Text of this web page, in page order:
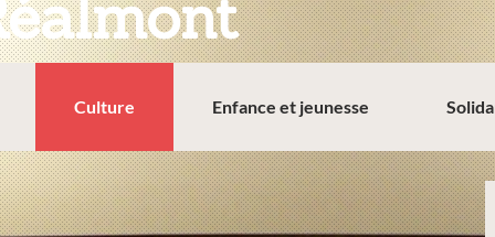
Culture Enfance et jeunesse